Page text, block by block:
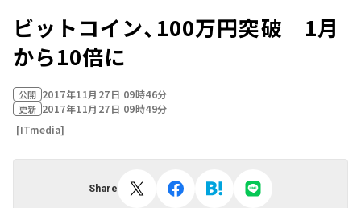
ビットコイン、100万円突破 1月
から10倍に
公開 2017年11月27日 09時46分
更新 2017年11月27日 09時49分
[ITmedia]
Share